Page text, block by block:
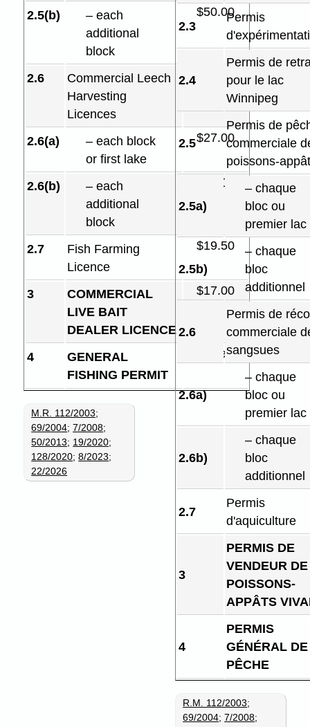
2.5(b)
– each
additional
block
$50.00
2.6
Commercial Leech
Harvesting
Licences
2.6(a)
– each block
or first lake
$27.00
2.6(b)
– each
additional
block
$20.00
2.7
Fish Farming
Licence
$19.50
3
COMMERCIAL
LIVE BAIT
DEALER LICENCE
$17.00
4
GENERAL
FISHING PERMIT
free
M.R. 112/2003;
69/2004;7/2008;
50/2013; 19/2020;
128/2020;8/2023;
22/2026
2.3
Permis
2.4
Permis de
pour le lac
Winnipeg
2.5
Permis de
commerciale
poissons-
2.5a)
– chaque
bloc ou
premier lac
2.5b)
– chaque
bloc
additionnel
2.6
Permis de
commerciale
sangsues
2.6a)
– chaque
bloc ou
premier lac
2.6b)
– chaque
bloc
additionnel
2.7
Permis
d'aquiculture
3
PERMIS DE
VENDEUR DE
POISSONS-
APPÂTS
4
PERMIS
GÉNÉRAL DE
PÊCHE
R.M. 112/2003;
69/2004;7/2008;